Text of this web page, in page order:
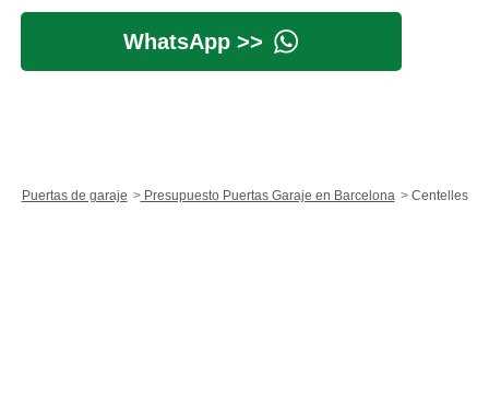
WhatsApp >>
Puertas de garaje Presupuesto Puertas Garaje en Barcelona Centelles